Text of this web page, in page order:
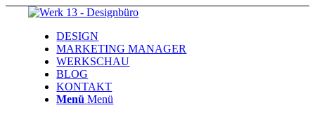
DESIGN
MARKETING MANAGER
WERKSCHAU
BLOG
KONTAKT
Menü Menü